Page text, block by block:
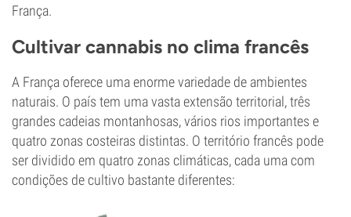
França.
Cultivar cannabis no clima francês
A França oferece uma enorme variedade de ambientes
naturais. O país tem uma vasta extensão territorial, três
grandes cadeias montanhosas, vários rios importantes e
quatro zonas costeiras distintas. O território francês pode
ser dividido em quatro zonas climáticas, cada uma com
condições de cultivo bastante diferentes: